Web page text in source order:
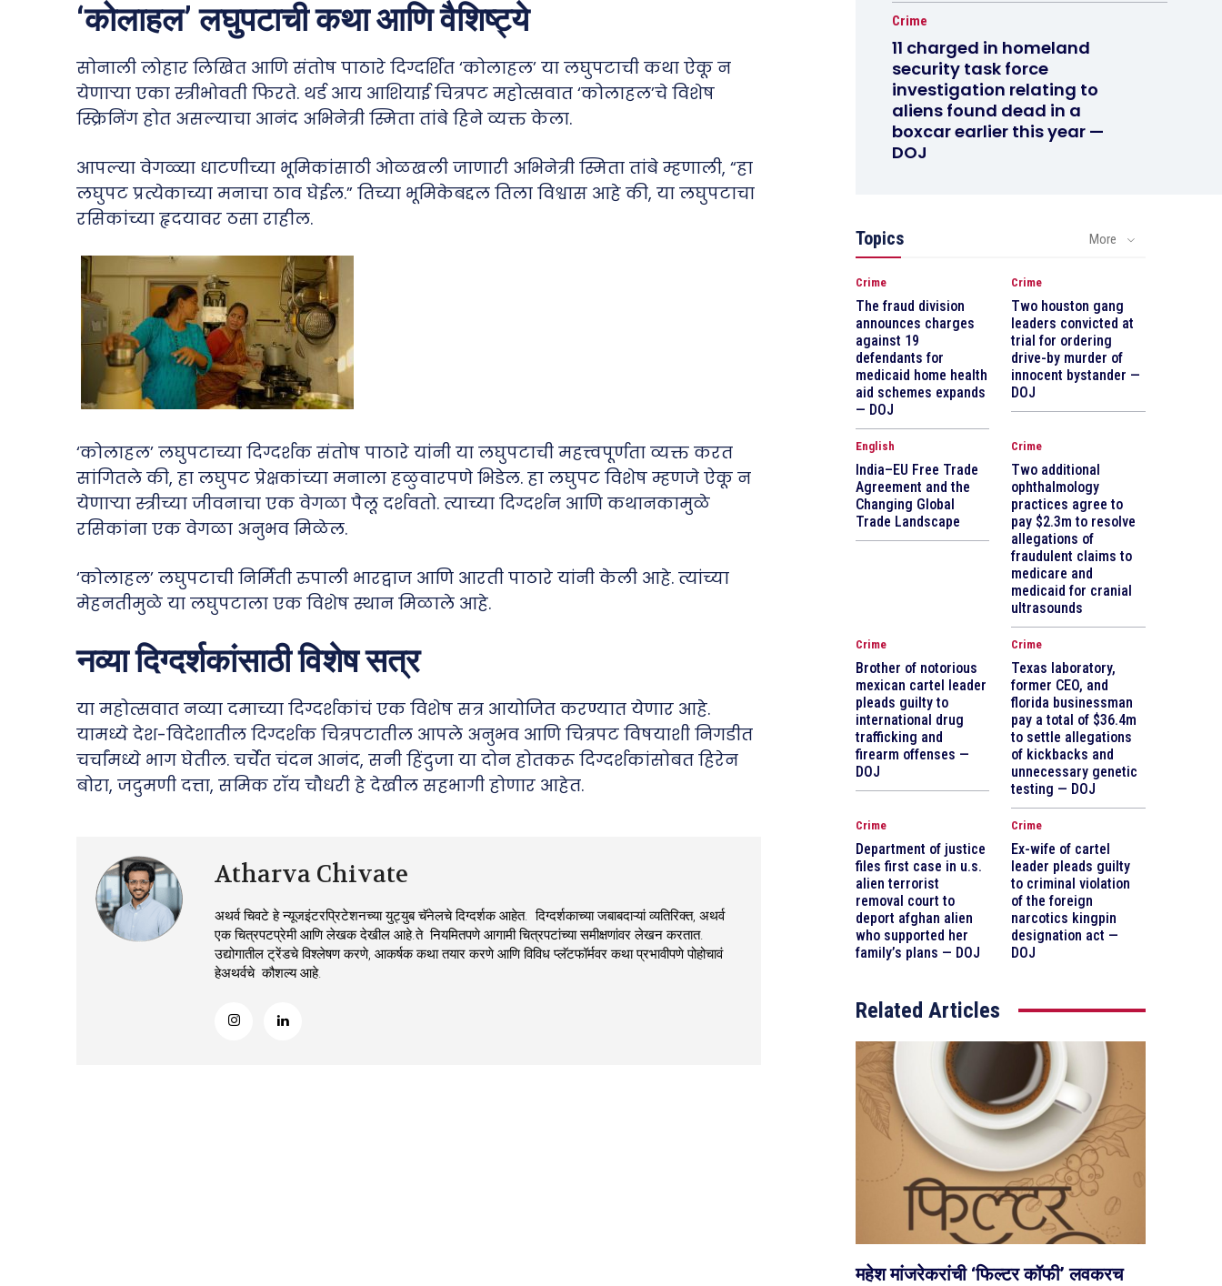
‘कोलाहल’ लघुपटाची कथा आणि वैशिष्ट्ये
सोनाली लोहार लिखित आणि संतोष पाठारे दिग्दर्शित ‘कोलाहल’ या लघुपटाची कथा ऐकू न
येणाऱ्या एका स्त्रीभोवती फिरते. थर्ड आय आशियाई चित्रपट महोत्सवात ‘कोलाहल’चे विशेष
स्क्रिनिंग होत असल्याचा आनंद अभिनेत्री स्मिता तांबे हिने व्यक्त केला.
आपल्या वेगळ्या धाटणीच्या भूमिकांसाठी ओळखली जाणारी अभिनेत्री स्मिता तांबे म्हणाली, “हा
लघुपट प्रत्येकाच्या मनाचा ठाव घेईल.” तिच्या भूमिकेबद्दल तिला विश्वास आहे की, या लघुपटाचा
रसिकांच्या हृदयावर ठसा राहील.
‘कोलाहल’ लघुपटाच्या दिग्दर्शक संतोष पाठारे यांनी या लघुपटाची महत्त्वपूर्णता व्यक्त करत
सांगितले की, हा लघुपट प्रेक्षकांच्या मनाला हळुवारपणे भिडेल. हा लघुपट विशेष म्हणजे ऐकू न
येणाऱ्या स्त्रीच्या जीवनाचा एक वेगळा पैलू दर्शवतो. त्याच्या दिग्दर्शन आणि कथानकामुळे
रसिकांना एक वेगळा अनुभव मिळेल.
‘कोलाहल’ लघुपटाची निर्मिती रुपाली भारद्वाज आणि आरती पाठारे यांनी केली आहे. त्यांच्या
मेहनतीमुळे या लघुपटाला एक विशेष स्थान मिळाले आहे.
नव्या दिग्दर्शकांसाठी विशेष सत्र
या महोत्सवात नव्या दमाच्या दिग्दर्शकांचं एक विशेष सत्र आयोजित करण्यात येणार आहे.
यामध्ये देश-विदेशातील दिग्दर्शक चित्रपटातील आपले अनुभव आणि चित्रपट विषयाशी निगडीत
चर्चांमध्ये भाग घेतील. चर्चेत चंदन आनंद, सनी हिंदुजा या दोन होतकरू दिग्दर्शकांसोबत हिरेन
बोरा, जदुमणी दत्ता, समिक रॉय चौधरी हे देखील सहभागी होणार आहेत.
Atharva Chivate
अथर्व चिवटे हे न्यूजइंटरप्रिटेशनच्या युट्युब चॅनेलचे दिग्दर्शक आहेत. दिग्दर्शकाच्या जबाबदाऱ्यां व्यतिरिक्त, अथर्व
एक चित्रपटप्रेमी आणि लेखक देखील आहे.ते नियमितपणे आगामी चित्रपटांच्या समीक्षणांवर लेखन करतात.
उद्योगातील ट्रेंडचे विश्लेषण करणे, आकर्षक कथा तयार करणे आणि विविध प्लॅटफॉर्मवर कथा प्रभावीपणे पोहोचावं
हेअथर्वचे कौशल्य आहे.
Crime
11 charged in homeland
security task force
investigation relating to
aliens found dead in a
boxcar earlier this year —
DOJ
Topics More
Crime
The fraud division
announces charges
against 19
defendants for
medicaid home health
aid schemes expands
— DOJ
Crime
Two houston gang
leaders convicted at
trial for ordering
drive-by murder of
innocent bystander —
DOJ
English
India–EU Free Trade
Agreement and the
Changing Global
Trade Landscape
Crime
Two additional
ophthalmology
practices agree to
pay $2.3m to resolve
allegations of
fraudulent claims to
medicare and
medicaid for cranial
ultrasounds
Crime
Brother of notorious
mexican cartel leader
pleads guilty to
international drug
trafficking and
firearm offenses —
DOJ
Crime
Texas laboratory,
former CEO, and
florida businessman
pay a total of $36.4m
to settle allegations
of kickbacks and
unnecessary genetic
testing — DOJ
Crime
Department of justice
files first case in u.s.
alien terrorist
removal court to
deport afghan alien
who supported her
family’s plans — DOJ
Crime
Ex-wife of cartel
leader pleads guilty
to criminal violation
of the foreign
narcotics kingpin
designation act —
DOJ
Related Articles
महेश मांजरेकरांची ‘फिल्टर कॉफी’ लवकरच